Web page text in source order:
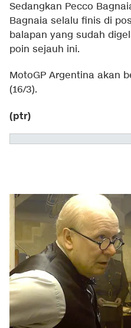
Sedangkan Pecco
Bagnaia selalu finis di
balapan yang sudah
poin sejauh ini.
MotoGP Argentina akan
(16/3).
(ptr)